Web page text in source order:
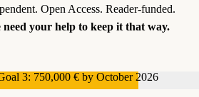
gezeigt. Gewiss keine ideale
politische.
Open Access. Reader-funded.
need your help to keep it that way.
3: 750,000 € by October 2026